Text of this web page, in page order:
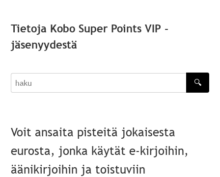
Tietoja Kobo Super Points VIP -
jäsenyydestä
haku
🔍
Voit ansaita pisteitä jokaisesta
eurosta, jonka käytät e-kirjoihin,
äänikirjoihin ja toistuviin